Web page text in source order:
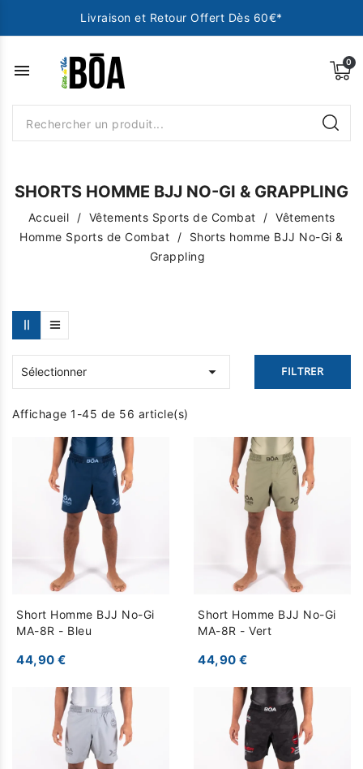
Livraison et Retour Offert Dès 60€*
menu
SHORTS HOMME BJJ NO-GI & GRAPPLING
Accueil Vêtements Sports de Combat
Vêtements
Homme Sports de Combat
Shorts homme BJJ No-Gi &
Grappling
Sélectionner  FILTRER
Affichage 1-45 de 56 article(s)
Short Homme BJJ No-Gi
MA-8R - Bleu
44,90 €
Short Homme BJJ No-Gi
MA-8R - Vert
44,90 €